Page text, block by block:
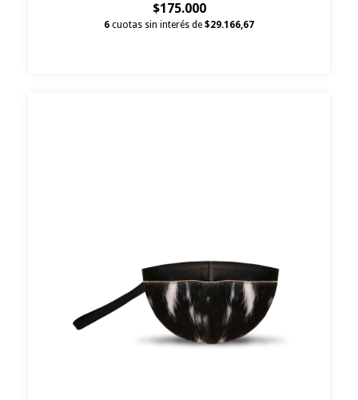
$175.000
6 cuotas sin interés de $29.166,67